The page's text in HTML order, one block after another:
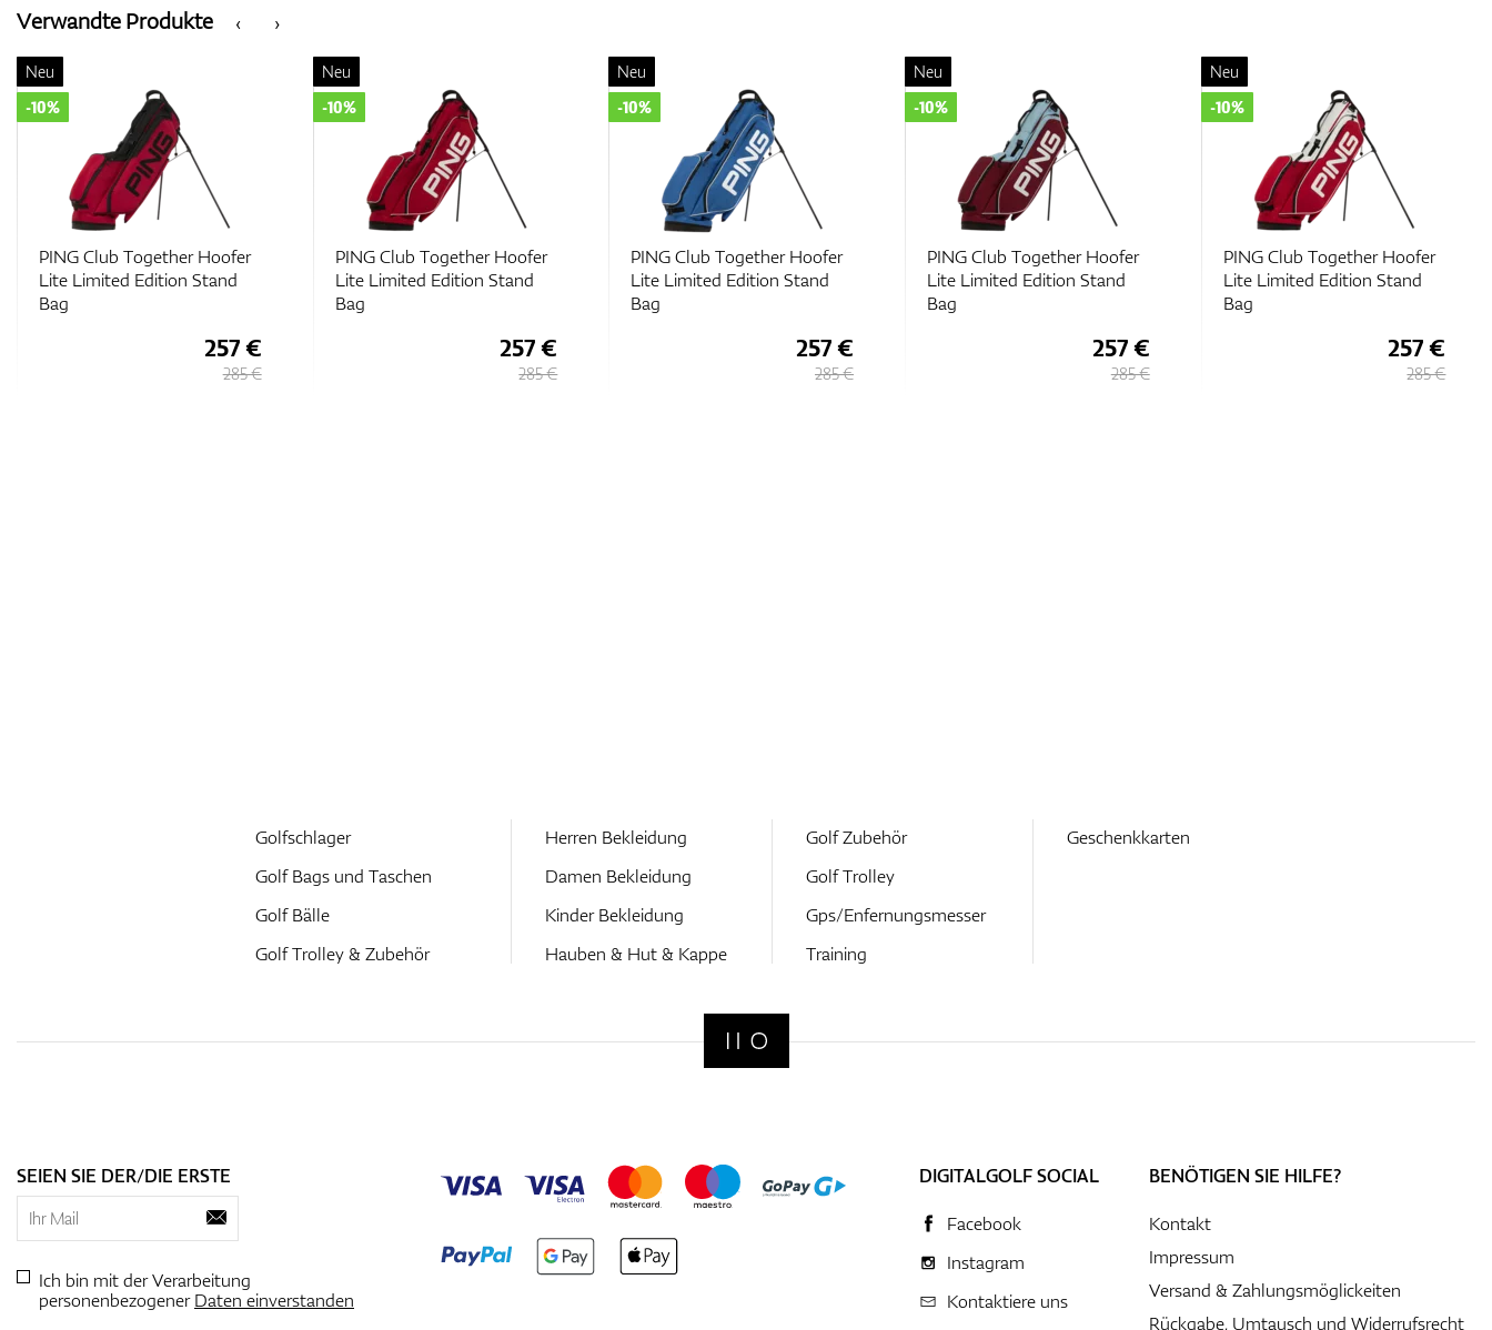
‹
Verwandte Produkte ›
PING Club Together Hoofer
Lite Limited Edition Stand
Bag
Neu
-10%
257 €
285 €
PING Club Together Hoofer
Lite Limited Edition Stand
Bag
Neu
-10%
257 €
285 €
PING Club Together Hoofer
Lite Limited Edition Stand
Bag
Neu
-10%
257 €
285 €
PING Club Together Hoofer
Lite Limited Edition Stand
Bag
Neu
-10%
257 €
285 €
PING Club Together Hoofer
Lite Limited Edition Stand
Bag
Neu
-10%
257 €
285 €
Golfschlager
Golf Bags und Taschen
Golf Bälle
Golf Trolley & Zubehör
Herren Bekleidung
Damen Bekleidung
Kinder Bekleidung
Hauben & Hut & Kappe
Golf Zubehör
Golf Trolley
Gps/Enfernungsmesser
Training
Geschenkkarten
SEIEN SIE DER/DIE ERSTE
Ich bin mit der Verarbeitung
personenbezogenerDaten einverstanden
DIGITALGOLF SOCIAL
Facebook
Instagram
Kontaktiere uns
BENÖTIGEN SIE HILFE?
Kontakt
Impressum
Versand & Zahlungsmöglickeiten
Rückgabe, Umtausch und Widerrufsrecht